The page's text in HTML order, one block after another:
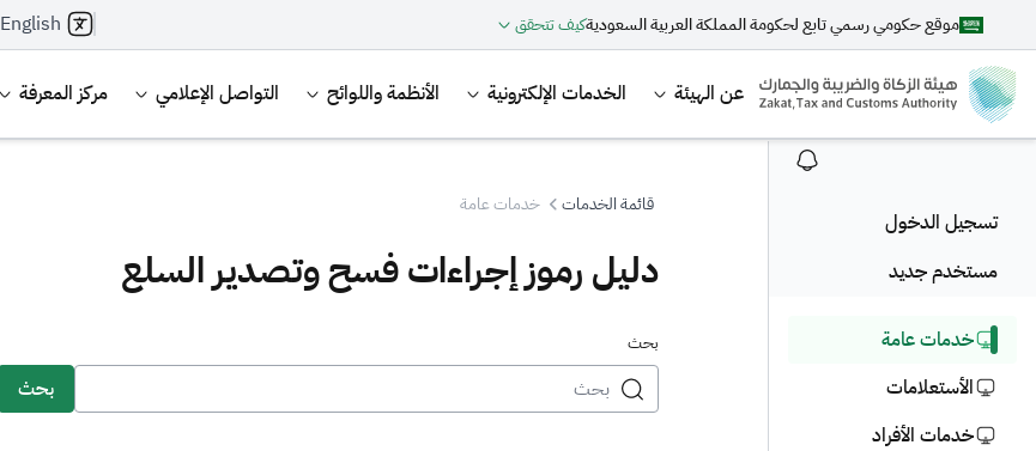
موقع حكومي رسمي تابع لحكومة المملكة العربية السعوديةكيف تتحقق English
عن الهيئة الخدمات الإلكترونية الأنظمة واللوائح التواصل الإعلامي مركز المعرفة
Search
Suggestions
+ Training
تسجيل الدخول
مستخدم جديد
خدمات عامة
الأستعلامات
خدمات الأفراد
قائمة الخدمات خدمات عامة
دليل رموز إجراءات فسح وتصدير السلع
بحث
بحث